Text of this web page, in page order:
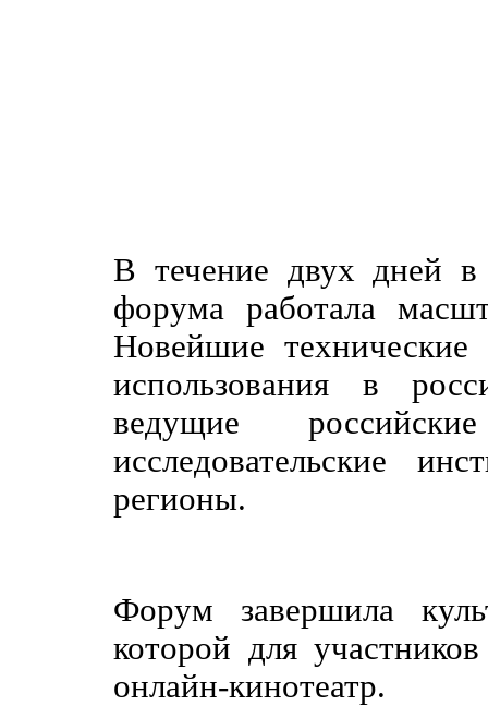
В течение двух дней в
форума работала
Новейшие
использования в
ведущие
исследовательские
регионы.
Форум завершила
которой для
онлайн-кинотеатр.